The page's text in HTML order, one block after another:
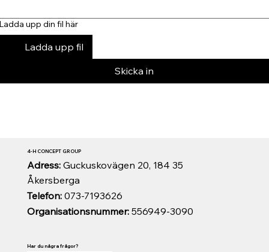
upp din fil här
Ladda upp fil
Skicka in
Organisationsnummer:556949-3090
Telefon:073-7193626
Adress: Guckuskovägen 20, 184 35
Åkersberga
4-H CONCEPT GROUP
Har du några frågor?